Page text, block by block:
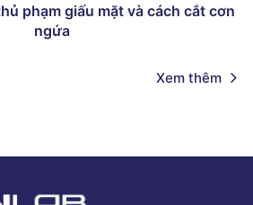
phạm giấu mặt và cách cắt cơn
ngứa
Xem thêm